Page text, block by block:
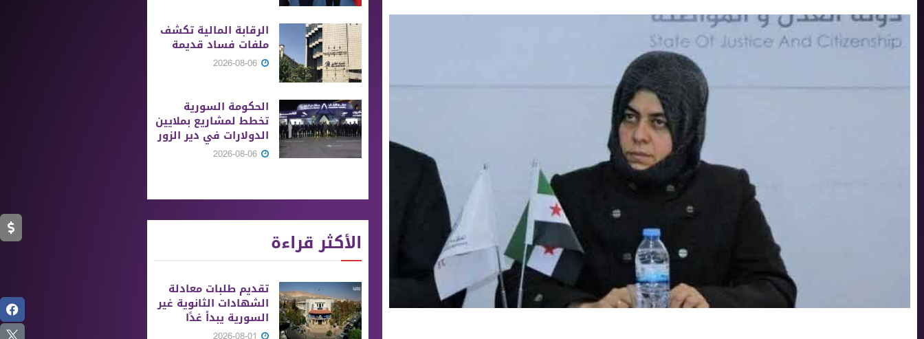
الرقابة المالية تكشف
ملفات فساد قديمة
الحكومة السورية
تخطط لمشاريع بملايين
الدولارات في دير الزور
الأكثر قراءة
تقديم طلبات معادلة
الشهادات الثانوية ‏غير
السورية يبدأ غدًا